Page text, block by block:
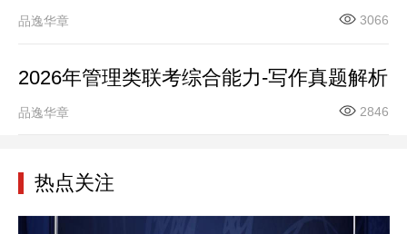
品逸华章 3066
2026年管理类联考综合能力-写作真题解析
品逸华章 2846
热点关注